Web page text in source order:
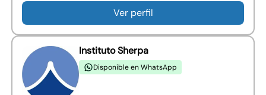
Ver perfil
Instituto Sherpa
Disponible en WhatsApp